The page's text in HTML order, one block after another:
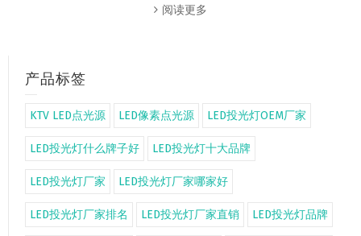
阅读更多
产品标签
KTV LED点光源 LED像素点光源 LED投光灯OEM厂家
LED投光灯什么牌子好 LED投光灯十大品牌
LED投光灯厂家 LED投光灯厂家哪家好
LED投光灯厂家排名 LED投光灯厂家直销 LED投光灯品牌